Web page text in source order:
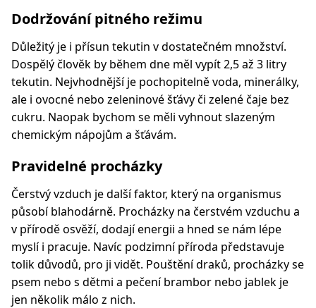
Dodržování pitného režimu
Důležitý je i přísun tekutin v dostatečném množství.
Dospělý člověk by během dne měl vypít 2,5 až 3 litry
tekutin. Nejvhodnější je pochopitelně voda, minerálky,
ale i ovocné nebo zeleninové šťávy či zelené čaje bez
cukru. Naopak bychom se měli vyhnout slazeným
chemickým nápojům a šťávám.
Pravidelné procházky
Čerstvý vzduch je další faktor, který na organismus
působí blahodárně. Procházky na čerstvém vzduchu a
v přírodě osvěží, dodají energii a hned se nám lépe
myslí i pracuje. Navíc podzimní příroda představuje
tolik důvodů, pro ji vidět. Pouštění draků, procházky se
psem nebo s dětmi a pečení brambor nebo jablek je
jen několik málo z nich.